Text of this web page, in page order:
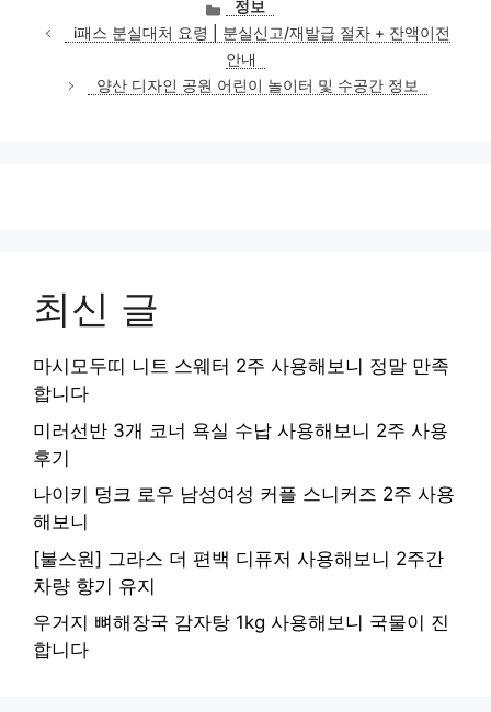
카
테
고
리
정보
i패스 분실대처 요령 | 분실신고/재발급 절차 + 잔액이전
안내
양산 디자인 공원 어린이 놀이터 및 수공간 정보
최신 글
마시모두띠 니트 스웨터 2주 사용해보니 정말 만족
합니다
미러선반 3개 코너 욕실 수납 사용해보니 2주 사용
후기
나이키 덩크 로우 남성여성 커플 스니커즈 2주 사용
해보니
[불스원] 그라스 더 편백 디퓨저 사용해보니 2주간
차량 향기 유지
우거지 뼈해장국 감자탕 1kg 사용해보니 국물이 진
합니다